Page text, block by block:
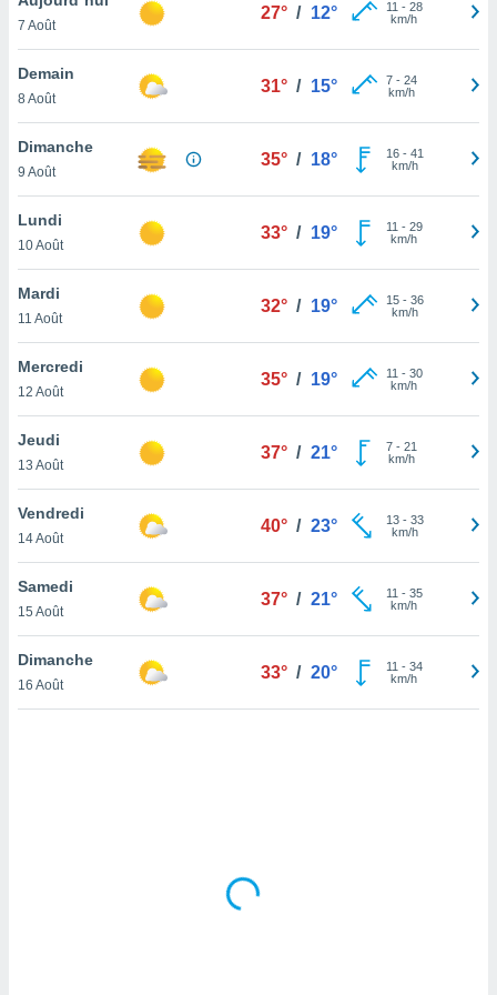
et
»,
au
vous
qu'ils
ou
le
ainsi
un
la
du
en
de
7 Août
27° / 12° 11 - 28
km/h
Demain
8 Août
31° / 15° 7- 24
km/h
Dimanche
9 Août
35° / 18° 16- 41
km/h
Lundi
10 Août
33° / 19° 11 - 29
km/h
Mardi
11 Août
32° / 19° 15- 36
km/h
Mercredi
12 Août
35° / 19° 11 - 30
km/h
Jeudi
13 Août
37° / 21° 7- 21
km/h
Vendredi
14 Août
40° / 23° 13- 33
km/h
Samedi
15 Août
37° / 21° 11 - 35
km/h
Dimanche
16 Août
33° / 20° 11 - 34
km/h